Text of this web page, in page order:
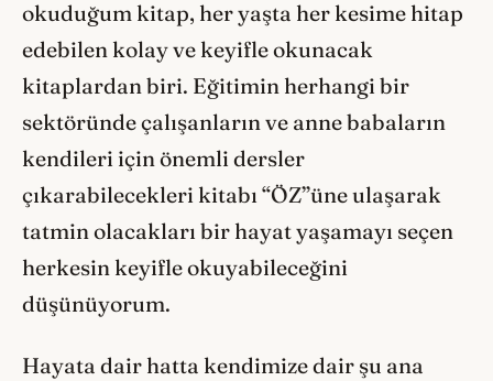
okuduğum kitap, her yaşta her kesime hitap
edebilen kolay ve keyifle okunacak
kitaplardan biri. Eğitimin herhangi bir
sektöründe çalışanların ve anne babaların
kendileri için önemli dersler
çıkarabilecekleri kitabı “ÖZ”üne ulaşarak
tatmin olacakları bir hayat yaşamayı seçen
herkesin keyifle okuyabileceğini
düşünüyorum.
Hayata dair hatta kendimize dair şu ana